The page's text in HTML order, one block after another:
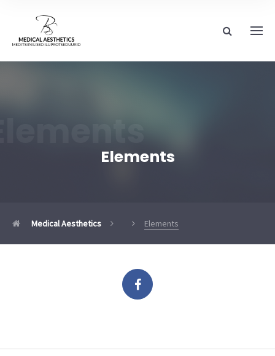
Elements
Medical Aesthetics Elements